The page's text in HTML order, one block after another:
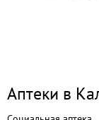
Аптеки в